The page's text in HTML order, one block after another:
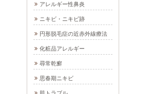
アレルギー性鼻炎
ニキビ・ニキビ跡
円形脱毛症の近赤外線療法
化粧品アレルギー
尋常乾癬
思春期ニキビ